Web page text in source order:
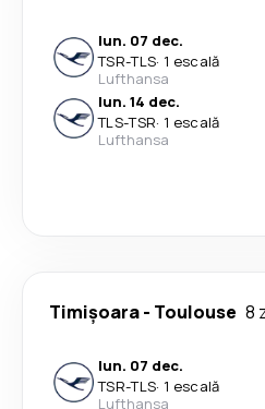
lun. 07 dec.
TSR-TLS· 1 escală
Lufthansa
lun. 14 dec.
TLS-TSR· 1 escală
Lufthansa
Timișoara- Toulouse 8
lun. 07 dec.
TSR-TLS· 1 escală
Lufthansa